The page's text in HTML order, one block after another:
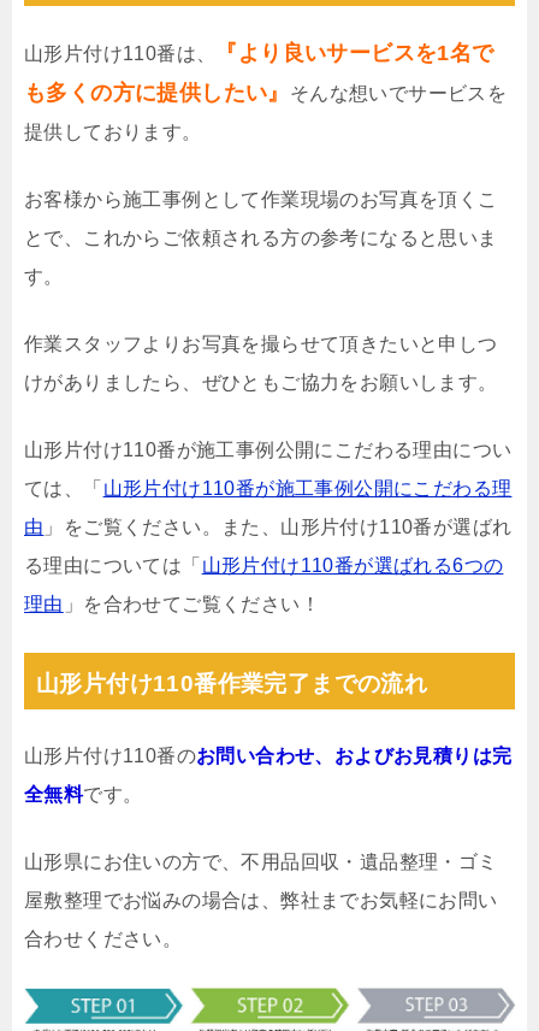
山形片付け110番は、
『より良いサービスを1名で
も多くの方に提供したい』
そんな想いでサービスを
提供しております。
お客様から施工事例として作業現場のお写真を頂くこ
とで、これからご依頼される方の参考になると思いま
す。
作業スタッフよりお写真を撮らせて頂きたいと申しつ
けがありましたら、ぜひともご協力をお願いします。
山形片付け110番が施工事例公開にこだわる理由につい
ては、「 山形片付け110番が施工事例公開にこだわる理
由 」をご覧ください。また、山形片付け110番が選ばれ
る理由については「 山形片付け110番が選ばれる6つの
理由 」を合わせてご覧ください！
山形片付け110番作業完了までの流れ
山形片付け110番のお問い合わせ、およびお見積りは完
全無料です。
山形県にお住いの方で、不用品回収・遺品整理・ゴミ
屋敷整理でお悩みの場合は、弊社までお気軽にお問い
合わせください。